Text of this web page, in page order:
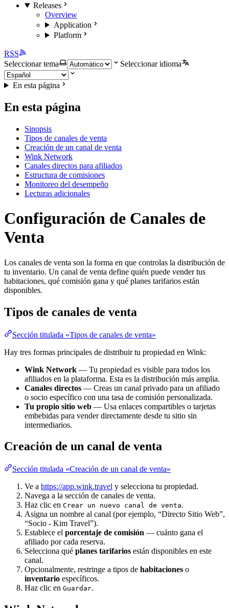
Releases
Overview
Application
Platform
RSS
Seleccionar tema
Seleccionar idioma
En esta página
En esta página
Sinopsis
Tipos de canales de venta
Creación de un canal de venta
Wink Network
Canales directos para afiliados
Estructura de comisiones
Monitoreo del desempeño
Lecturas adicionales
Configuración de Canales de
Venta
Los canales de venta son la forma en que controlas la distribución de
tu inventario. Un canal de venta define quién puede vender tus
habitaciones, qué comisión gana y qué planes tarifarios están
disponibles.
Tipos de canales de venta
Sección titulada «Tipos de canales de venta»
Hay tres formas principales de distribuir tu propiedad en Wink:
Wink Network — Tu propiedad es visible para todos los
afiliados en la plataforma. Esta es la distribución más amplia.
Canales directos — Creas un canal privado para un afiliado
o socio específico con una tasa de comisión personalizada.
Tu propio sitio web — Usa enlaces compartibles o tarjetas
embebidas para vender directamente desde tu sitio sin
intermediarios.
Creación de un canal de venta
Sección titulada «Creación de un canal de venta»
Ve a https://app.wink.travel y selecciona tu propiedad.
Navega a la sección de canales de venta.
Haz clic en Crear un nuevo canal de venta.
Asigna un nombre al canal (por ejemplo, “Directo Sitio Web”,
“Socio - Kim Travel”).
Establece el porcentaje de comisión — cuánto gana el
afiliado por cada reserva.
Selecciona qué planes tarifarios están disponibles en este
canal.
Opcionalmente, restringe a tipos de habitaciones o
inventario específicos.
Haz clic en Guardar.